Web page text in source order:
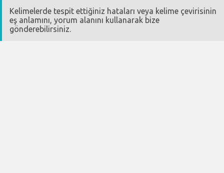
Kelimelerde tespit ettiğiniz hataları veya kelime çevirisinin
eş anlamını, yorum alanını kullanarak bize
gönderebilirsiniz.